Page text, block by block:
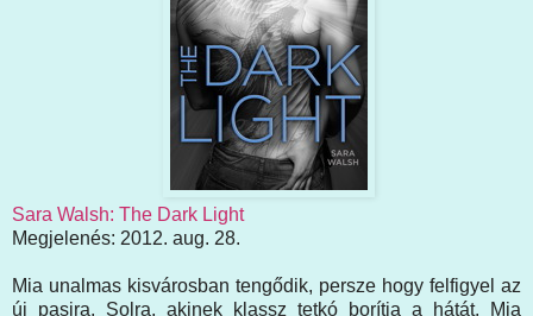
Sara Walsh: The Dark Light
Megjelenés: 2012. aug. 28.
Mia unalmas kisvárosban tengődik, persze hogy felfigyel az
új pasira, Solra, akinek klassz tetkó borítja a hátát. Mia